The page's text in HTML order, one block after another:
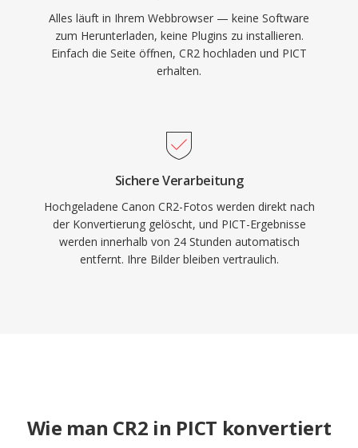
Alles läuft in Ihrem Webbrowser — keine Software
zum Herunterladen, keine Plugins zu installieren.
Einfach die Seite öffnen, CR2 hochladen und PICT
erhalten.
Sichere Verarbeitung
Hochgeladene Canon CR2-Fotos werden direkt nach
der Konvertierung gelöscht, und PICT-Ergebnisse
werden innerhalb von 24 Stunden automatisch
entfernt. Ihre Bilder bleiben vertraulich.
Wie man CR2 in PICT konvertiert